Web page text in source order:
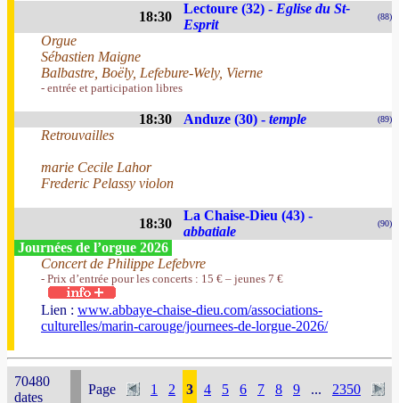
18:30
Lectoure (32) - Eglise du St-
Esprit
(88)
Orgue
Sébastien Maigne
Balbastre, Boëly, Lefebure-Wely, Vierne
- entrée et participation libres
18:30 Anduze (30) - temple (89)
Retrouvailles
marie Cecile Lahor
Frederic Pelassy violon
18:30
La Chaise-Dieu (43) -
abbatiale
(90)
Journées de l’orgue 2026
Concert de Philippe Lefebvre
- Prix d’entrée pour les concerts : 15 € – jeunes 7 €
Lien : www.abbaye-chaise-dieu.com/associations-
culturelles/marin-carouge/journees-de-lorgue-2026/
70480
dates
Page 1 2 3 4 5 6 7 8 9 ... 2350